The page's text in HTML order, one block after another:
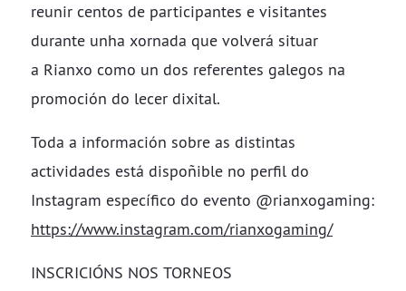
reunir centos de participantes e visitantes
durante unha xornada que volverá situar
a Rianxo como un dos referentes galegos na
promoción do lecer dixital.
Toda a información sobre as distintas
actividades está dispoñible no perfil do
Instagram específico do evento @rianxogaming:
https://www.instagram.com/rianxogaming/
INSCRICIÓNS NOS TORNEOS